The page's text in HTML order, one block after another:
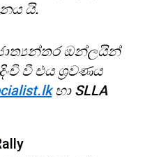
යි.
ඔන්ලයින්
වී එය ශ්‍රවණය
හා SLLA